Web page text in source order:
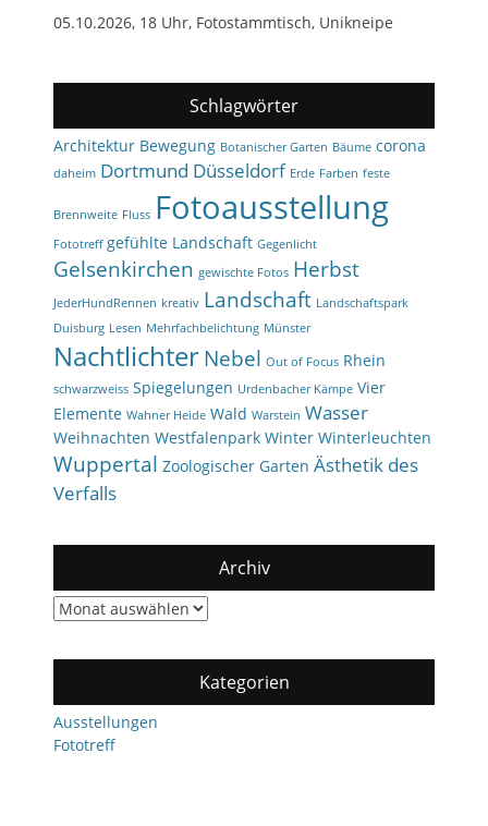
05.10.2026, 18 Uhr, Fotostammtisch, Unikneipe
Schlagwörter
Architektur Bewegung Botanischer Garten Bäume corona
daheim Dortmund Düsseldorf Erde Farben feste
Brennweite Fluss Fotoausstellung
Fototreff gefühlte Landschaft Gegenlicht
Gelsenkirchen gewischte Fotos Herbst
JederHundRennen kreativ Landschaft Landschaftspark
Duisburg Lesen Mehrfachbelichtung Münster
NachtlichterNebel Out of Focus Rhein
schwarzweiss Spiegelungen Urdenbacher Kämpe Vier
Elemente Wahner Heide Wald Warstein Wasser
Weihnachten Westfalenpark Winter Winterleuchten
Wuppertal Zoologischer Garten Ästhetik des
Verfalls
Archiv
Archiv
Kategorien
Ausstellungen
Fototreff